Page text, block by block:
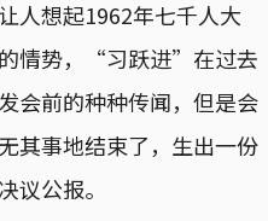
人想起1962年七千人大
情势，“习跃进”在过去
会前的种种传闻，但是会
其事地结束了，生出一份
议公报。